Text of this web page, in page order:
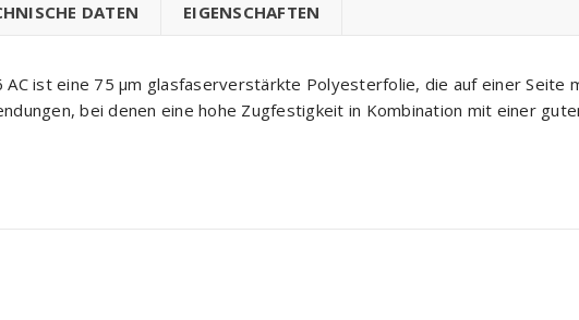
DATEN EIGENSCHAFTEN
ist eine 75 µm glasfaserverstärkte Polyesterfolie, die auf einer Seite
bei denen eine hohe Zugfestigkeit in Kombination mit einer